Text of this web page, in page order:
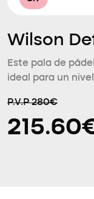
Wilson
Este pala de
ideal para un
P.V.P 280€